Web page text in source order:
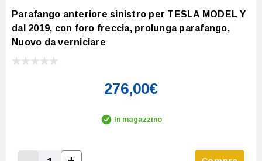
Parafango anteriore sinistro per TESLA MODEL Y
dal 2019, con foro freccia, prolunga parafango,
Nuovo da verniciare
276,00€
In magazzino